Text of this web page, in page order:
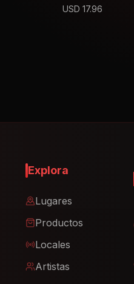
USD 17.96
Explora
Lugares
Productos
Locales
Artistas